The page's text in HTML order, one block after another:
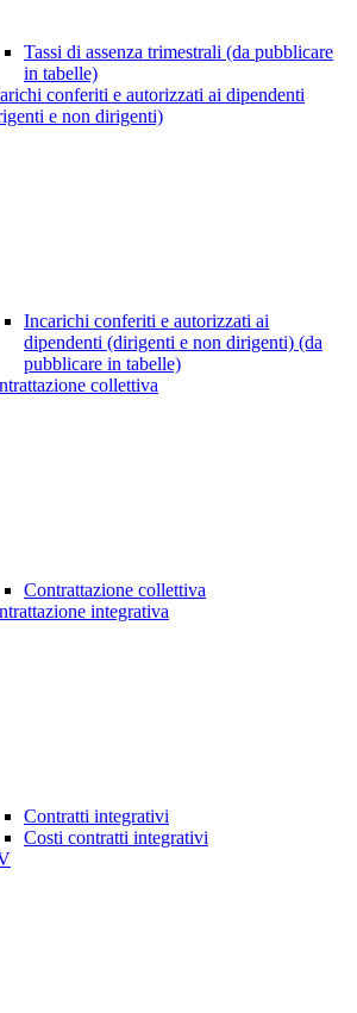
Tassi di assenza trimestrali (da pubblicare
in tabelle)
conferiti e autorizzati ai dipendenti
e non dirigenti)
Incarichi conferiti e autorizzati ai
dipendenti (dirigenti e non dirigenti) (da
pubblicare in tabelle)
collettiva
Contrattazione collettiva
integrativa
Contratti integrativi
Costi contratti integrativi